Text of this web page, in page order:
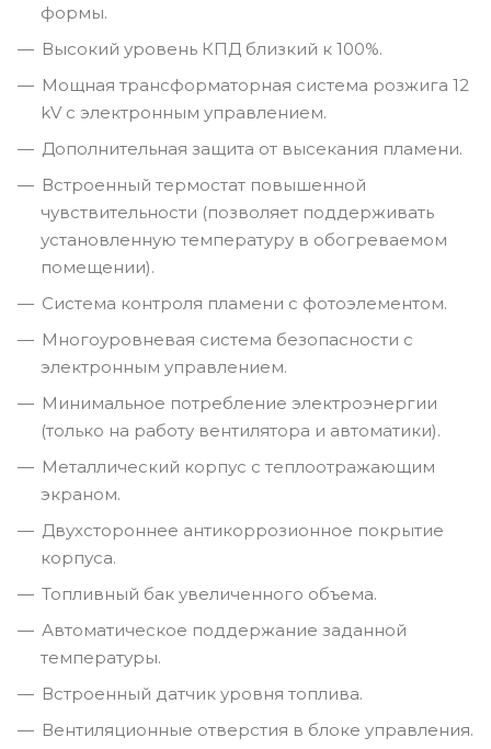
формы.
Высокий уровень КПД близкий к 100%.
Мощная трансформаторная система розжига 12
kV с электронным управлением.
Дополнительная защита от высекания пламени.
Встроенный термостат повышенной
чувствительности (позволяет поддерживать
установленную температуру в обогреваемом
помещении).
Система контроля пламени с фотоэлементом.
Многоуровневая система безопасности с
электронным управлением.
Минимальное потребление электроэнергии
(только на работу вентилятора и автоматики).
Металлический корпус с теплоотражающим
экраном.
Двухстороннее антикоррозионное покрытие
корпуса.
Топливный бак увеличенного объема.
Автоматическое поддержание заданной
температуры.
Встроенный датчик уровня топлива.
Вентиляционные отверстия в блоке управления.